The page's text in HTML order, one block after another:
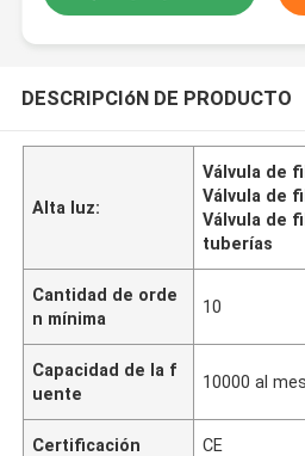
DESCRIPCIóN DE PRODUCTO
Alta luz:
Válvula de
Válvula de
Válvula de
tuberías
Cantidad de orde
n mínima
10
Capacidad de la f
uente
10000 al mes
Certificación CE